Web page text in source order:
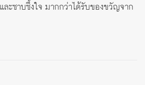
ะซาบซึ้งใจ มากกว่าได้รับของขวัญจาก